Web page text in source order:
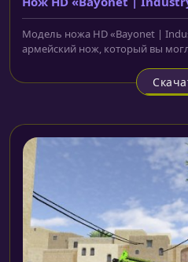
Модель ножа HD «Bayonet |
армейский нож, который вы